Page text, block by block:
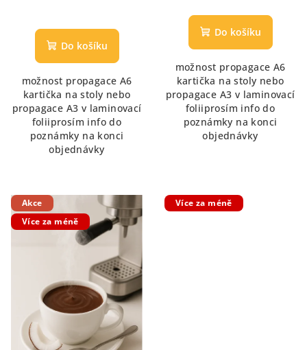
hodnocení
produktu
z
5
hvězdiček.
Do košíku
možnost propagace A6
kartička na stoly nebo
propagace A3 v laminovací
foliiprosím info do
poznámky na konci
objednávky
hodnocení
produktu
z
5
hvězdiček.
Do košíku
možnost propagace A6
kartička na stoly nebo
propagace A3 v laminovací
foliiprosím info do
poznámky na konci
objednávky
Akce
Více za méně
Více za méně